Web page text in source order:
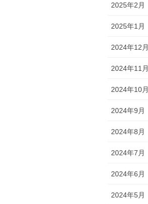
2025年2月
2025年1月
2024年12月
2024年11月
2024年10月
2024年9月
2024年8月
2024年7月
2024年6月
2024年5月